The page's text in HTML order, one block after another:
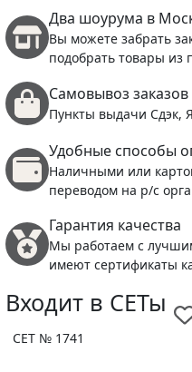
Два шоурума в
Вы можете забрать
подобрать товары из
Самовывоз заказов
Пункты выдачи Сдэк,
Удобные способы
Наличными или
переводом на р/с
Гарантия качества
Мы работаем с
имеют сертификаты
Входит в СЕТы
СЕТ № 1741